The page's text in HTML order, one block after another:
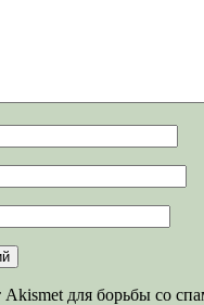
Akismet для борьбы со